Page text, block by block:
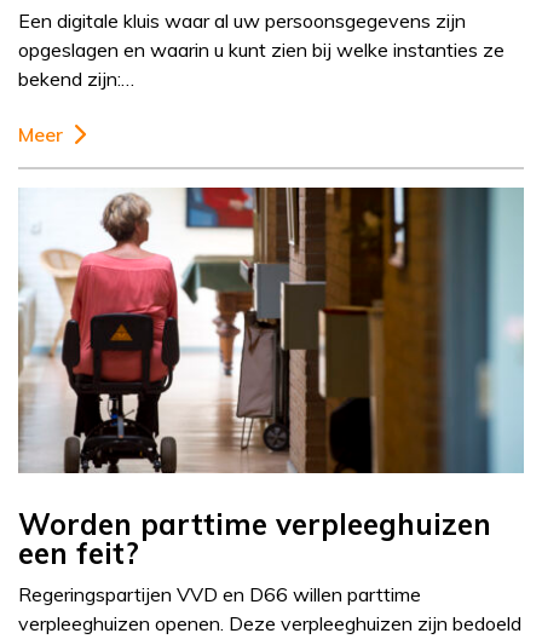
Een digitale kluis waar al uw persoonsgegevens zijn
opgeslagen en waarin u kunt zien bij welke instanties ze
bekend zijn:…
Meer
Worden parttime verpleeghuizen
een feit?
Regeringspartijen VVD en D66 willen parttime
verpleeghuizen openen. Deze verpleeghuizen zijn bedoeld